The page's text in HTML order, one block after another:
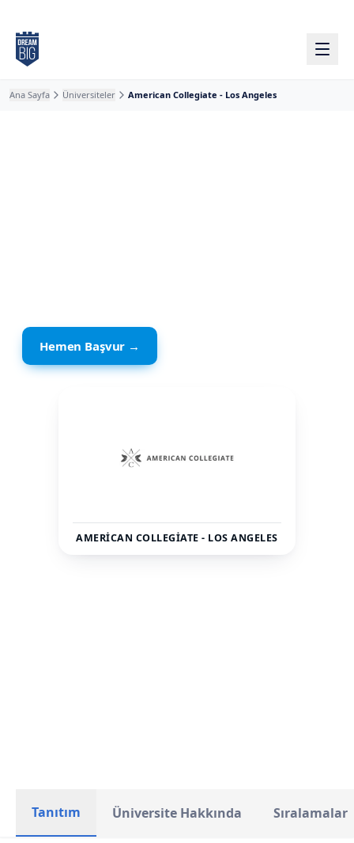
Ana Sayfa Üniversiteler American Collegiate - Los Angeles
Hemen Başvur →
AMERICAN COLLEGIATE - LOS ANGELES
Tanıtım Üniversite Hakkında Sıralamalar